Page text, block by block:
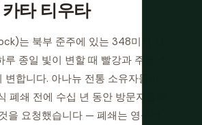
타 티우타
는 북부 준주에 있는 348미터 사
종일 빛이 변할 때 빨강과 주황 스
합니다. 아나뉴 전통 소유자들이
폐쇄 전에 수십 년 동안 방문자들에
을 요청했습니다 — 폐쇄는 영구적